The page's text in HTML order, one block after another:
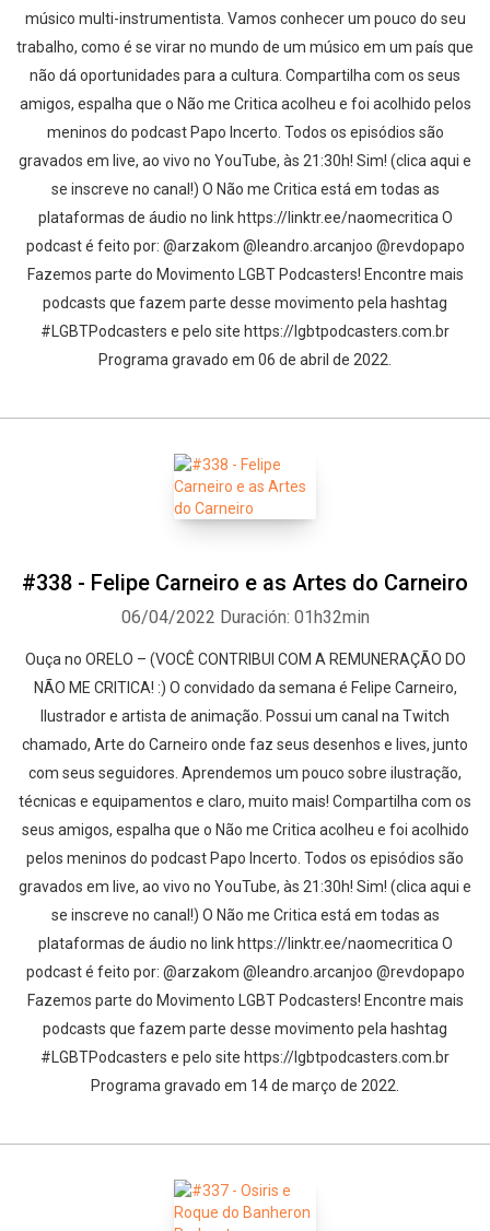
músico multi-instrumentista. Vamos conhecer um pouco do seu
trabalho, como é se virar no mundo de um músico em um país que
não dá oportunidades para a cultura. Compartilha com os seus
amigos, espalha que o Não me Critica acolheu e foi acolhido pelos
meninos do podcast Papo Incerto. Todos os episódios são
gravados em live, ao vivo no YouTube, às 21:30h! Sim! (clica aqui e
se inscreve no canal!) O Não me Critica está em todas as
plataformas de áudio no link https://linktr.ee/naomecritica O
podcast é feito por: @arzakom @leandro.arcanjoo @revdopapo
Fazemos parte do Movimento LGBT Podcasters! Encontre mais
podcasts que fazem parte desse movimento pela hashtag
#LGBTPodcasters e pelo site https://lgbtpodcasters.com.br
Programa gravado em 06 de abril de 2022.
#338 - Felipe Carneiro e as Artes do Carneiro
06/04/2022 Duración: 01h32min
Ouça no ORELO – (VOCÊ CONTRIBUI COM A REMUNERAÇÃO DO
NÃO ME CRITICA! :) O convidado da semana é Felipe Carneiro,
Ilustrador e artista de animação. Possui um canal na Twitch
chamado, Arte do Carneiro onde faz seus desenhos e lives, junto
com seus seguidores. Aprendemos um pouco sobre ilustração,
técnicas e equipamentos e claro, muito mais! Compartilha com os
seus amigos, espalha que o Não me Critica acolheu e foi acolhido
pelos meninos do podcast Papo Incerto. Todos os episódios são
gravados em live, ao vivo no YouTube, às 21:30h! Sim! (clica aqui e
se inscreve no canal!) O Não me Critica está em todas as
plataformas de áudio no link https://linktr.ee/naomecritica O
podcast é feito por: @arzakom @leandro.arcanjoo @revdopapo
Fazemos parte do Movimento LGBT Podcasters! Encontre mais
podcasts que fazem parte desse movimento pela hashtag
#LGBTPodcasters e pelo site https://lgbtpodcasters.com.br
Programa gravado em 14 de março de 2022.